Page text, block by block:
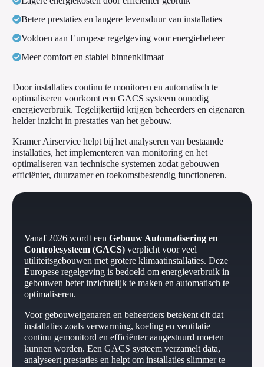
Betere prestaties en langere levensduur van installaties
Voldoen aan Europese regelgeving voor energiebeheer
Meer comfort en stabiel binnenklimaat
Door installaties continu te monitoren en automatisch te
optimaliseren voorkomt een GACS systeem onnodig
energieverbruik. Tegelijkertijd krijgen beheerders en eigenaren
helder inzicht in prestaties van het gebouw.
Kramer Airservice helpt bij het analyseren van bestaande
installaties, het implementeren van monitoring en het
optimaliseren van technische systemen zodat gebouwen
efficiënter, duurzamer en toekomstbestendig functioneren.
Vanaf 2026 wordt een Gebouw Automatisering en
Controlesysteem (GACS)verplicht voor veel
utiliteitsgebouwen met grotere klimaatinstallaties. Deze
Europese regelgeving is bedoeld om energieverbruik in
gebouwen beter inzichtelijk te maken en automatisch te
optimaliseren.
Voor gebouweigenaren en beheerders betekent dit dat
installaties zoals verwarming, koeling en ventilatie
continu gemonitord en efficiënter aangestuurd moeten
kunnen worden. Een GACS systeem verzamelt data,
analyseert prestaties en helpt om installaties slimmer te